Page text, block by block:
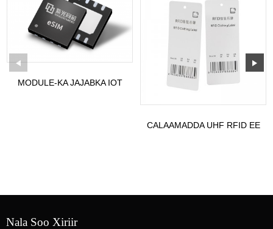
MODULE-KA JAJABKA IOT
CALAAMADDA UHF RFID EE
Nala Soo Xiriir